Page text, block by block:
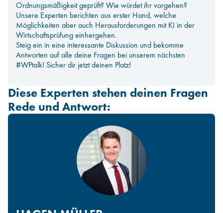
Ordnungsmäßigkeit geprüft? Wie würdet ihr vorgehen?
Unsere Experten berichten aus erster Hand, welche
Möglichkeiten aber auch Herausforderungen mit KI in der
Wirtschaftsprüfung einhergehen.
Steig ein in eine interessante Diskussion und bekomme
Antworten auf alle deine Fragen bei unserem nächsten
#WPtalk! Sicher dir jetzt deinen Platz!
Diese Experten stehen deinen Fragen
Rede und Antwort: